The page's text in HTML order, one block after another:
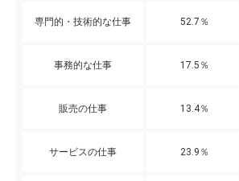
専門的・技術的な仕事 52.7％
事務的な仕事 17.5％
販売の仕事 13.4％
サービスの仕事 23.9％